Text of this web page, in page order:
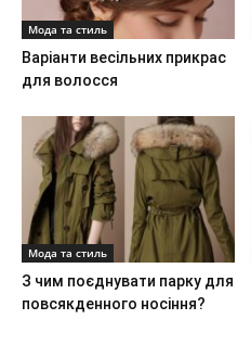
Мода та стиль
Варіанти весільних прикрас
для волосся
Мода та стиль
З чим поєднувати парку для
повсякденного носіння?